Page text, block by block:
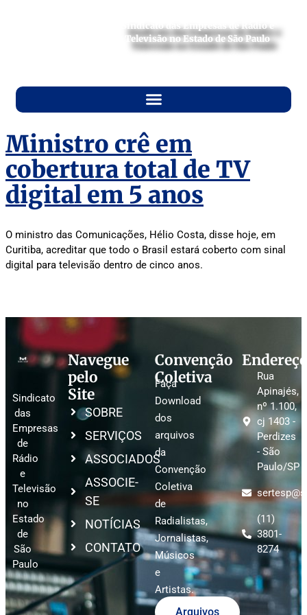
Sindicato das Empresas de Rádio e
Televisão no Estado de São Paulo
Ministro crê em
cobertura total de TV
digital em 5 anos
O ministro das Comunicações, Hélio Costa, disse hoje, em
Curitiba, acreditar que todo o Brasil estará coberto com sinal
digital para televisão dentro de cinco anos.
Sindicato
das
Empresas
de
Rádio
e
Televisão
no
Estado
de
São
Paulo
Navegue
pelo
Site
SOBRE
SERVIÇOS
ASSOCIADOS
ASSOCIE-
SE
NOTÍCIAS
CONTATO
Convenção
Coletiva
Faça
Download
dos
arquivos
da
Convenção
Coletiva
de
Radialistas,
Jornalistas,
Músicos
e
Artistas.
Arquivos
Rua
Apinajés,
nº 1.100,
cj 1403 -
Perdizes
- São
Paulo/SP
(11)
3801-
8274